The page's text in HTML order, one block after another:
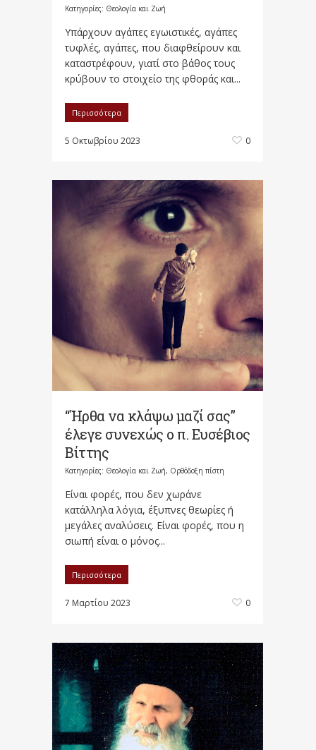
Κατηγορίες: Θεολογία και Ζωή
Υπάρχουν αγάπες εγωιστικές, αγάπες
τυφλές, αγάπες, που διαφθείρουν και
καταστρέφουν, γιατί στο βάθος τους
κρύβουν το στοιχείο της φθοράς και...
Περισσότερα
5 Οκτωβρίου 2023 0
“Ήρθα να κλάψω μαζί σας”
έλεγε συνεχώς ο π. Ευσέβιος
Βίττης
Κατηγορίες: Θεολογία και Ζωή, Ορθόδοξη πίστη
Είναι φορές, που δεν χωράνε
κατάλληλα λόγια, έξυπνες θεωρίες ή
μεγάλες αναλύσεις. Είναι φορές, που η
σιωπή είναι ο μόνος...
Περισσότερα
7 Μαρτίου 2023 0